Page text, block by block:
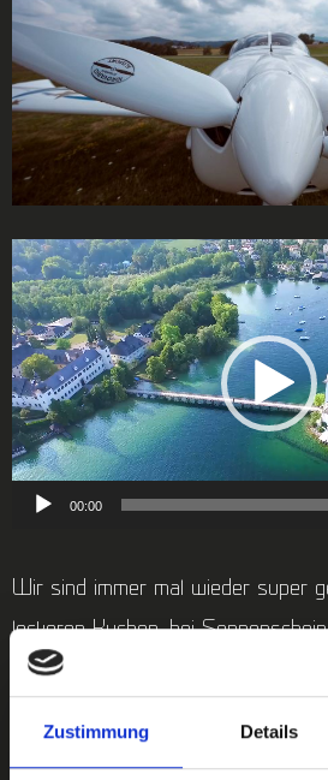
Zustimmung Details
Video-
Player
00:00
Wir sind immer mal wieder super
leckeren Kuchen, bei
sitzen, wenn es zu kalt ist gibt es